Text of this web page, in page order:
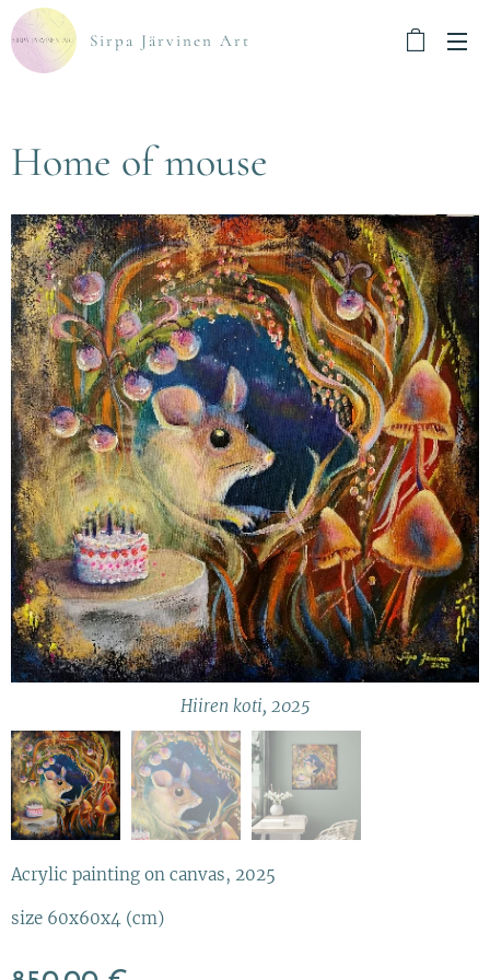
Sirpa Järvinen Art
Home of mouse
Hiiren koti, 2025
Havainnekuva
Acrylic painting on canvas, 2025
size 60x60x4 (cm)